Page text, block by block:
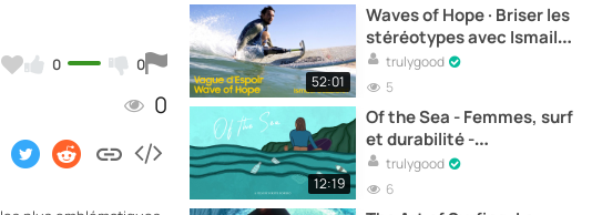
0 0
0
52:01
Waves of Hope · Briser les
stéréotypes avec Ismail -
Documental
trulygood
5
12:19
Of the Sea - Femmes, surf
et durabilité -
Documentaire complet
en ligne
trulygood
6